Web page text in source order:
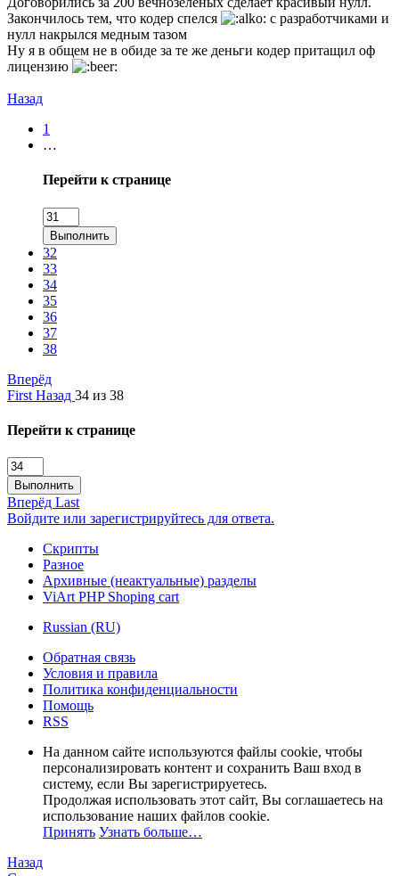
Закончилось тем, что кодер спелся
с разработчиками и
нулл накрылся медным тазом
Ну я в общем не в обиде за те же деньги кодер притащил оф
лицензию
Назад
1
…
Перейти к странице
Выполнить
32
33
34
35
36
37
38
Вперёд
First Назад 34 из 38
Перейти к странице
Выполнить
Вперёд Last
Войдите или зарегистрируйтесь для ответа.
Скрипты
Разное
Архивные (неактуальные) разделы
ViArt PHP Shoping cart
Russian (RU)
Обратная связь
Условия и правила
Политика конфиденциальности
Помощь
RSS
На данном сайте используются файлы cookie, чтобы
персонализировать контент и сохранить Ваш вход в
систему, если Вы зарегистрируетесь.
Продолжая использовать этот сайт, Вы соглашаетесь на
использование наших файлов cookie.
Принять Узнать больше…
Назад